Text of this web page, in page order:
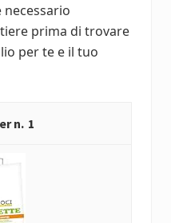
prima di trovare
per te e il tuo
1